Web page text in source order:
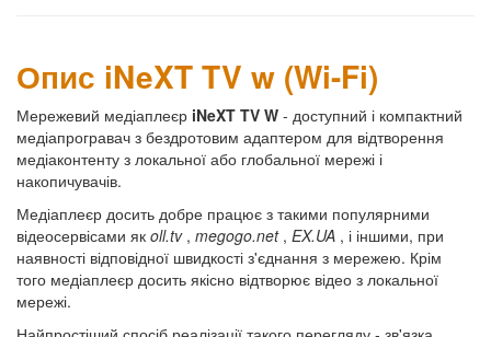
Опис iNeXT TV w (Wi-Fi)
Мережевий медіаплеєр iNeXT TV W - доступний і компактний
медіапрогравач з бездротовим адаптером для відтворення
медіаконтенту з локальної або глобальної мережі і
накопичувачів.
Медіаплеєр досить добре працює з такими популярними
відеосервісами як oll.tv , megogo.net , EX.UA , і іншими, при
наявності відповідної швидкості з'єднання з мережею. Крім
того медіаплеєр досить якісно відтворює відео з локальної
мережі.